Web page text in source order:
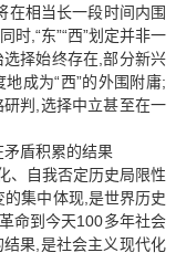
在相当长一段时间内围
时,“东”“西”划定并非一
选择始终存在,部分新兴
成为“西”的外围附庸;
判,选择中立甚至在一
矛盾积累的结果
、自我否定历史局限性
集中体现,是世界历史
命到今天100多年社会
果,是社会主义现代化